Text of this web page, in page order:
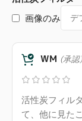
画像のみ
WM (承認)
活性炭フィル
て、他に見た